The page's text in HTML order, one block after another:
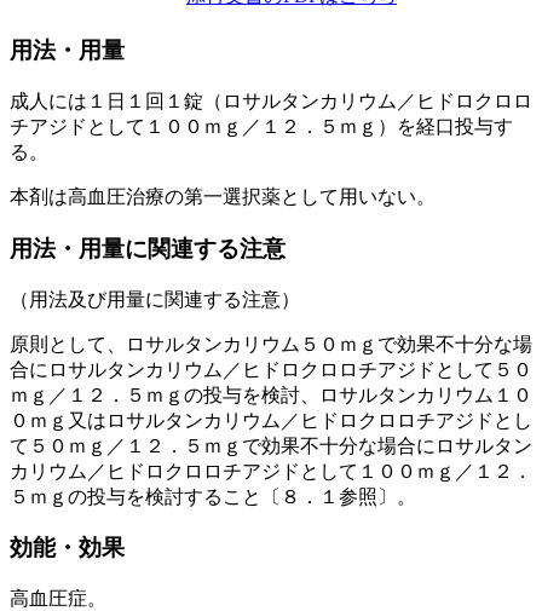
用法・用量
成人には１日１回１錠（ロサルタンカリウム／ヒドロクロロ
チアジドとして１００ｍｇ／１２．５ｍｇ）を経口投与す
る。
本剤は高血圧治療の第一選択薬として用いない。
用法・用量に関連する注意
（用法及び用量に関連する注意）
原則として、ロサルタンカリウム５０ｍｇで効果不十分な場
合にロサルタンカリウム／ヒドロクロロチアジドとして５０
ｍｇ／１２．５ｍｇの投与を検討、ロサルタンカリウム１０
０ｍｇ又はロサルタンカリウム／ヒドロクロロチアジドとし
て５０ｍｇ／１２．５ｍｇで効果不十分な場合にロサルタン
カリウム／ヒドロクロロチアジドとして１００ｍｇ／１２．
５ｍｇの投与を検討すること〔８．１参照〕。
効能・効果
高血圧症。